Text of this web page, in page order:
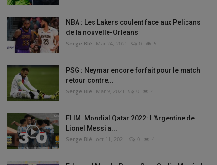
NBA : Les Lakers coulent face aux Pelicans
de la nouvelle-Orléans
Serge Blé Mar 24, 2021 0 5
PSG : Neymar encore forfait pour le match
retour contre...
Serge Blé Mar 9, 2021 0 4
ELIM. Mondial Qatar 2022: L'Argentine de
Lionel Messi a...
Serge Blé oct 11, 2021 0 4